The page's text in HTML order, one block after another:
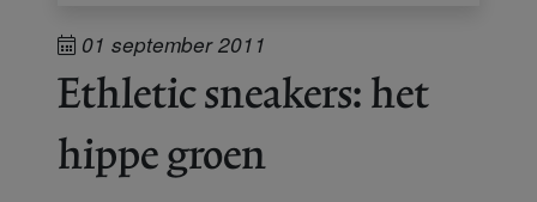
01 september 2011
Ethletic sneakers: het
hippe groen